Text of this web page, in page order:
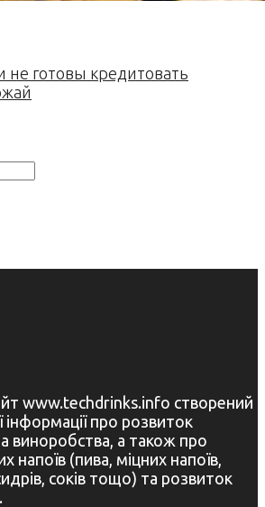
не готовы кредитовать
www.techdrinks.info створений
інформації про розвиток
виноробства, а також про
напоїв (пива, міцних напоїв,
соків тощо) та розвиток